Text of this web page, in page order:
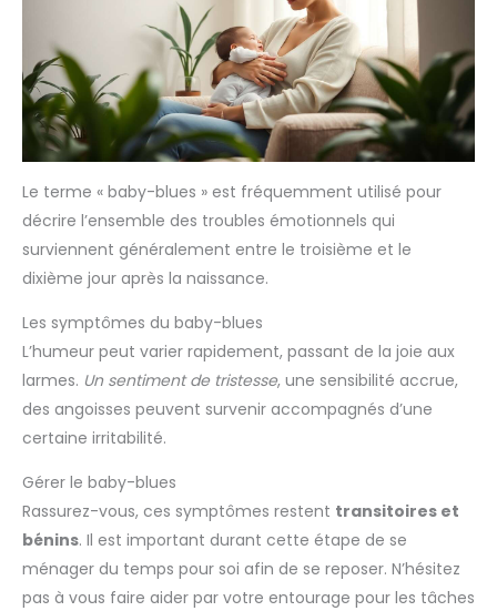
Le terme « baby-blues » est fréquemment utilisé pour
décrire l’ensemble des troubles émotionnels qui
surviennent généralement entre le troisième et le
dixième jour après la naissance.
Les symptômes du baby-blues
L’humeur peut varier rapidement, passant de la joie aux
larmes. Un sentiment de tristesse, une sensibilité accrue,
des angoisses peuvent survenir accompagnés d’une
certaine irritabilité.
Gérer le baby-blues
Rassurez-vous, ces symptômes restent transitoires et
bénins. Il est important durant cette étape de se
ménager du temps pour soi afin de se reposer. N’hésitez
pas à vous faire aider par votre entourage pour les tâches